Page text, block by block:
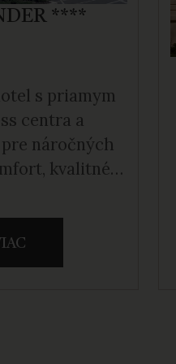
****
s priamym
centra a
náročných
kvalitné